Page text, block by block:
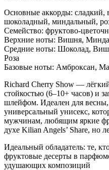
Основные аккорды:
шоколадный, миндальный,
Семейство: фруктово-
Верхние ноты: Вишня,
Средние ноты: Шоколад,
Роза
Базовые ноты: Амброксан,
Richard Cherry Show —
стойкостью (6–10+ часов) и
шлейфом. Идеален для
универсальный унисекс,
мужчинам, любящим яркие
духе Kilian Angels’ Share, но
Идеальный обладатель: те,
фруктовые десерты в
удушающих композиций